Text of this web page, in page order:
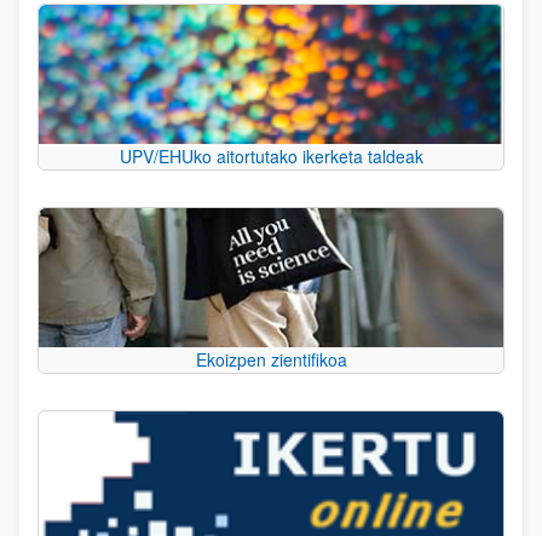
UPV/EHUko aitortutako ikerketa taldeak
Ekoizpen zientifikoa